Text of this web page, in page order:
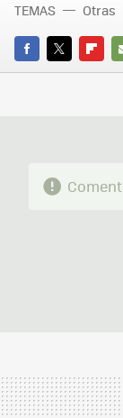
FACEBOOK
TWITTER
TEMAS Otras